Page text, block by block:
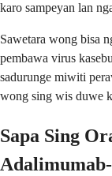
karo sampeyan lan
Sawetara wong bisa
pembawa virus
sadurunge miwiti
wong sing wis duwe
Sapa Sing